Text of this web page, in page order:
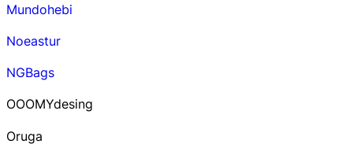
Mundohebi
Noeastur
NGBags
OOOMYdesing
Oruga